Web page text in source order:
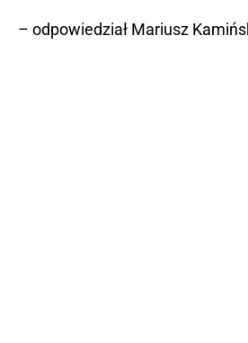
– odpowiedział Mariusz